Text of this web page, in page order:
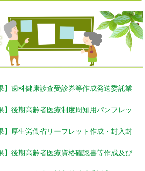
】歯科健康診査受診券等作成発送委託業
】後期高齢者医療制度周知用パンフレッ
】厚生労働省リーフレット作成・封入封
】後期高齢者医療資格確認書等作成及び